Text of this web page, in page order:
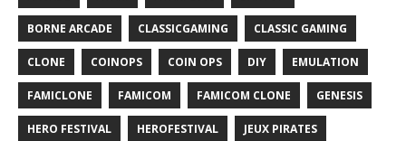
BORNE ARCADE CLASSICGAMING CLASSIC GAMING
CLONE COINOPS COIN OPS DIY EMULATION
FAMICLONE FAMICOM FAMICOM CLONE GENESIS
HERO FESTIVAL HEROFESTIVAL JEUX PIRATES